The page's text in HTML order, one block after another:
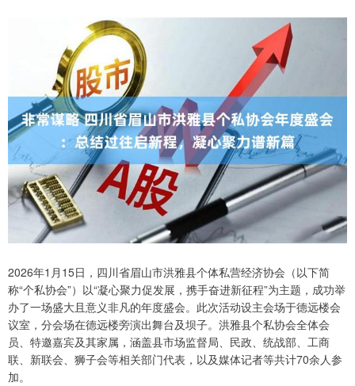
2026年1月15日，四川省眉山市洪雅县个体私营经济协会（以下简
称“个私协会”）以“凝心聚力促发展，携手奋进新征程”为主题，成功举
办了一场盛大且意义非凡的年度盛会。此次活动设主会场于德远楼会
议室，分会场在德远楼旁演出舞台及坝子。洪雅县个私协会全体会
员、特邀嘉宾及其家属，涵盖县市场监督局、民政、统战部、工商
联、新联会、狮子会等相关部门代表，以及媒体记者等共计70余人参
加。